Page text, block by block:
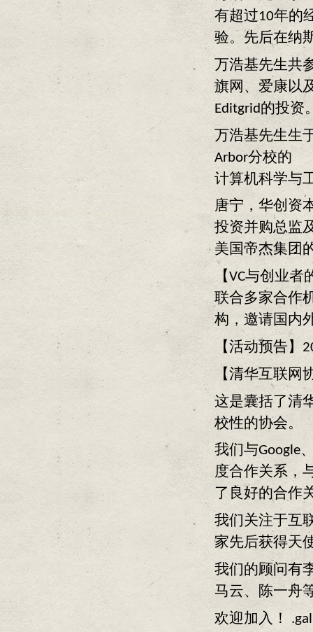
有超过10年的
验。先后在纳
万浩基先生共
旗网、爱康以
Editgrid的投资
万浩基先生生
Arbor分校的
计算机科学与
唐宁，华创资
投资并购总监
美国帝杰集团
【VC与创业
联合多家合作
构，邀请国内
【活动预告】
【清华互联网
这是囊括了清
校性的协会。
我们与Google
度合作关系，
了良好的合作
我们关注于互
家先后获得天
我们的顾问有
马云、陈一舟
欢迎加入！